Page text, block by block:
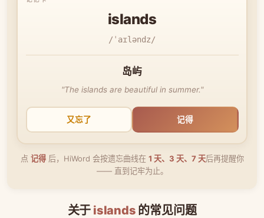
islands
/ˈaɪləndz/
岛屿
"The islands are beautiful in summer."
又忘了 记得
点 记得后，HiWord 会按遗忘曲线在 1 天、3 天、7 天后再提醒你
—— 直到记牢为止。
关于 islands 的常见问题